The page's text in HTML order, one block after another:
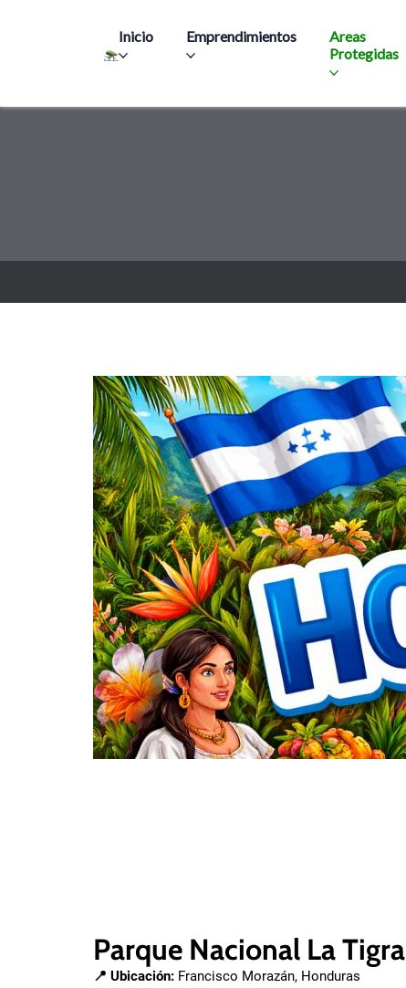
Inicio Emprendimientos
Areas
Protegidas
Parque Nacional La Tigra
📍 Ubicación: Francisco Morazán, Honduras